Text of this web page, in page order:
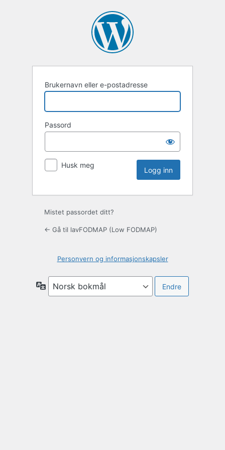
Brukernavn eller e-postadresse
Passord
Husk meg
Mistet passordet ditt?
← Gå til lavFODMAP (Low FODMAP)
Personvern og informasjonskapsler
Språk